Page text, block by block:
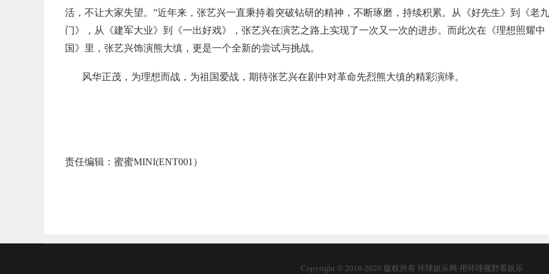
活，不让大家失望。”近年来，张艺兴一直秉持着突破钻研的精神，不断琢磨，持续积累。从《好先生》到《老九
门》，从《建军大业》到《一出好戏》，张艺兴在演艺之路上实现了一次又一次的进步。而此次在《理想照耀中
国》里，张艺兴饰演熊大缜，更是一个全新的尝试与挑战。
风华正茂，为理想而战，为祖国爱战，期待张艺兴在剧中对革命先烈熊大缜的精彩演绎。
责任编辑：蜜蜜MINI(ENT001）
Copyright © 2018-2020 版权所有 环球娱乐网-用环球视野看娱乐